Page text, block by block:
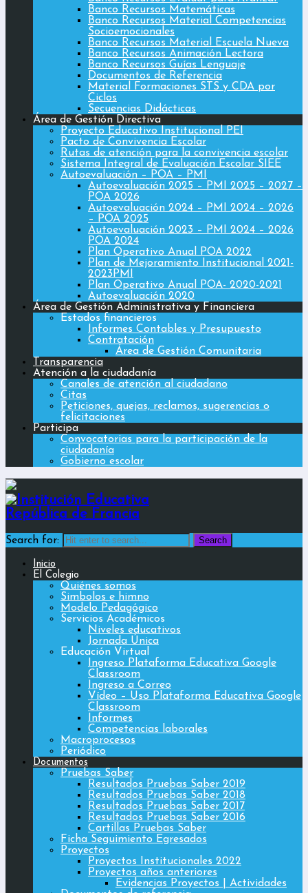
Banco Recursos Matemáticas
Banco Recursos Material Competencias
Socioemocionales
Banco Recursos Material Escuela Nueva
Banco Recursos Animación Lectora
Banco Recursos Guías Lenguaje
Documentos de Referencia
Material Formaciones STS y CDA por
Ciclos
Secuencias Didácticas
Área de Gestión Directiva
Proyecto Educativo Institucional PEI
Pacto de Convivencia Escolar
Rutas de atención para la convivencia escolar
Sistema Integral de Evaluación Escolar SIEE
Autoevaluación – POA – PMI
Autoevaluación 2025 – PMI 2025 – 2027 –
POA 2026
Autoevaluación 2024 – PMI 2024 – 2026
– POA 2025
Autoevaluación 2023 – PMI 2024 – 2026
POA 2024
Plan Operativo Anual POA 2022
Plan de Mejoramiento Institucional 2021-
2023PMI
Plan Operativo Anual POA- 2020-2021
Autoevaluación 2020
Área de Gestión Administrativa y Financiera
Estados financieros
Informes Contables y Presupuesto
Contratación
Área de Gestión Comunitaria
Transparencia
Atención a la ciudadanía
Canales de atención al ciudadano
Citas
Peticiones, quejas, reclamos, sugerencias o
felicitaciones
Participa
Convocatorias para la participación de la
ciudadanía
Gobierno escolar
Search for:
Inicio
El Colegio
Quiénes somos
Simbolos e himno
Modelo Pedagógico
Servicios Académicos
Niveles educativos
Jornada Única
Educación Virtual
Ingreso Plataforma Educativa Google
Classroom
Ingreso a Correo
Vídeo – Uso Plataforma Educativa Google
Classroom
Informes
Competencias laborales
Macroprocesos
Periódico
Documentos
Pruebas Saber
Resultados Pruebas Saber 2019
Resultados Pruebas Saber 2018
Resultados Pruebas Saber 2017
Resultados Pruebas Saber 2016
Cartillas Pruebas Saber
Ficha Seguimiento Egresados
Proyectos
Proyectos Institucionales 2022
Proyectos años anteriores
Evidencias Proyectos | Actividades